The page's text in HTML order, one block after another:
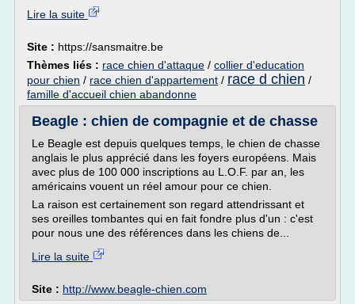
Lire la suite
Site : https://sansmaitre.be
Thèmes liés : race chien d'attaque / collier d'education
pour chien / race chien d'appartement / race d chien /
famille d'accueil chien abandonne
Beagle : chien de compagnie et de chasse
Le Beagle est depuis quelques temps, le chien de chasse
anglais le plus apprécié dans les foyers européens. Mais
avec plus de 100 000 inscriptions au L.O.F. par an, les
américains vouent un réel amour pour ce chien.
La raison est certainement son regard attendrissant et
ses oreilles tombantes qui en fait fondre plus d'un : c'est
pour nous une des références dans les chiens de...
Lire la suite
Site : http://www.beagle-chien.com